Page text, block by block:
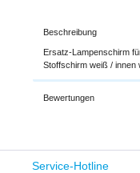
Beschreibung
Ersatz-Lampenschirm
Stoffschirm weiß /
Bewertungen
Service-Hotline